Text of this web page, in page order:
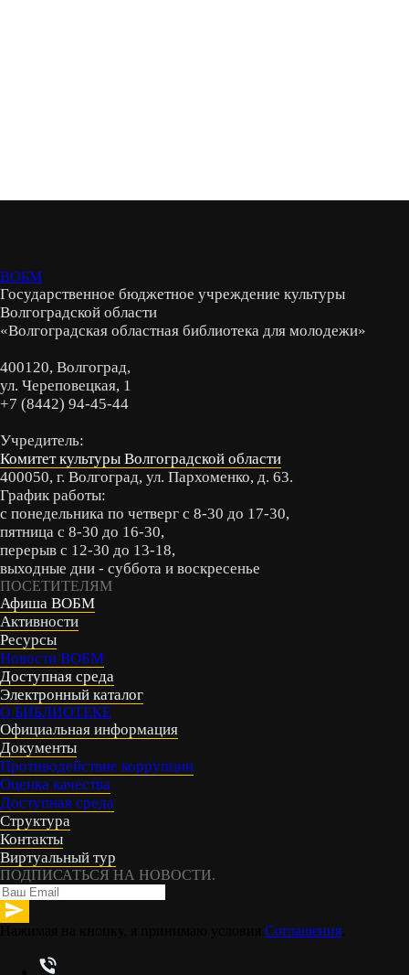
ВОБМ
Государственное бюджетное учреждение культуры
Волгоградской области
«Волгоградская областная библиотека для молодежи»
400120, Волгоград,
ул. Череповецкая, 1
+7 (8442) 94-45-44
Учредитель:
Комитет культуры Волгоградской области
400050, г. Волгоград, ул. Пархоменко, д. 63.
График работы:
с понедельника по четверг с 8-30 до 17-30,
пятница с 8-30 до 16-30,
перерыв с 12-30 до 13-18,
выходные дни - суббота и воскресенье
ПОСЕТИТЕЛЯМ
Афиша ВОБМ
Активности
Ресурсы
Новости ВОБМ
Доступная среда
Электронный каталог
О БИБЛИОТЕКЕ
Официальная информация
Документы
Противодействие коррупции
Оценка качества
Доступная среда
Структура
Контакты
Виртуальный тур
ПОДПИСАТЬСЯ НА НОВОСТИ.
Соглашения